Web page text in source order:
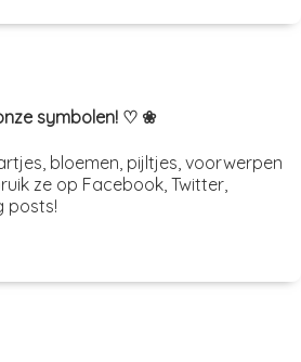
symbolen! ♡ ❀
bloemen, pijltjes, voorwerpen
ze op Facebook, Twitter,
posts!